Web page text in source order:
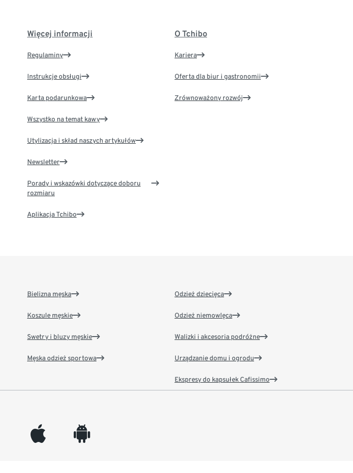
Więcej informacji
Regulaminy
Instrukcje obsługi
Karta podarunkowa
Wszystko na temat kawy
Utylizacja i skład naszych artykułów
Newsletter
Porady i wskazówki dotyczące doboru
rozmiaru
Aplikacja Tchibo
O Tchibo
Kariera
Oferta dla biur i gastronomii
Zrównoważony rozwój
Bielizna męska
Koszule męskie
Swetry i bluzy męskie
Męska odzież sportowa
Odzież dziecięca
Odzież niemowlęca
Walizki i akcesoria podróżne
Urządzanie domu i ogrodu
Ekspresy do kapsułek Cafissimo
appleinc android